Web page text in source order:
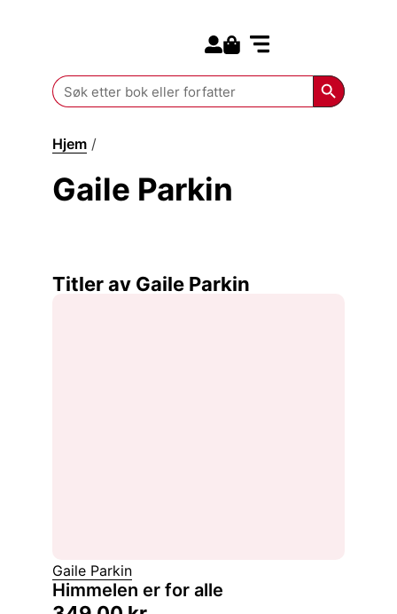
Search
for:
Search
Hjem /
Gaile Parkin
Titler av Gaile Parkin
Gaile Parkin
Himmelen er for alle